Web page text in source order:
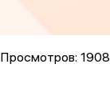
Просмотров: 1908